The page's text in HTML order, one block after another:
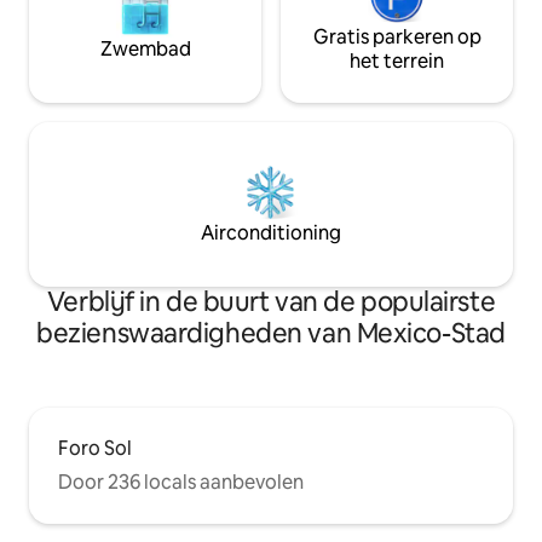
Zwembad
Gratis parkeren op
het terrein
Airconditioning
Verblijf in de buurt van de populairste
bezienswaardigheden van Mexico-Stad
Foro Sol
Door 236 locals aanbevolen